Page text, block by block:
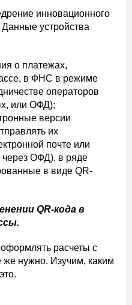
инновационного
устройства
о платежах,
в ФНС в режиме
операторов
или ОФД);
версии
их
почте или
ОФД), в ряде
в виде QR-
QR-кода в
расчеты с
нужно. Изучим, каким